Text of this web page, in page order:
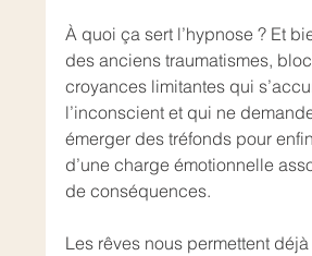
À quoi ça sert l’hypnose ? Et
des anciens traumatismes,
croyances limitantes qui
l’inconscient et qui ne
émerger des tréfonds pour
d’une charge émotionnelle
de conséquences.
Les rêves nous permettent